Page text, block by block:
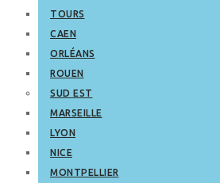
TOURS
CAEN
ORLÉANS
ROUEN
SUD EST
MARSEILLE
LYON
NICE
MONTPELLIER